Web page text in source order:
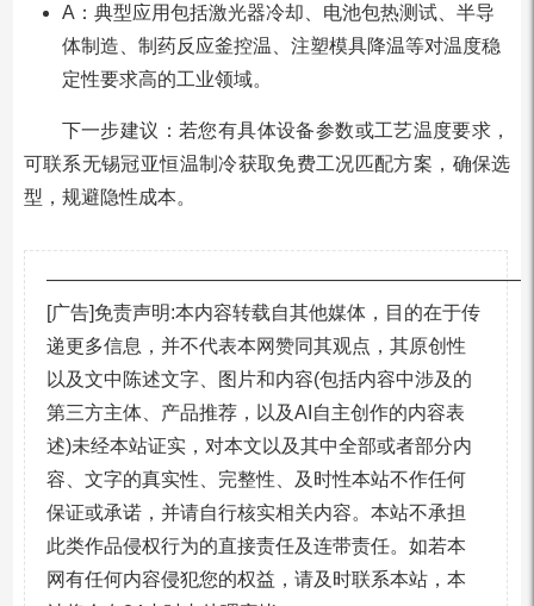
A：典型应用包括激光器冷却、电池包热测试、半导
体制造、制药反应釜控温、注塑模具降温等对温度稳
定性要求高的工业领域。
下一步建议：若您有具体设备参数或工艺温度要求，
可联系无锡冠亚恒温制冷获取免费工况匹配方案，确保选
型，规避隐性成本。
[广告]免责声明:本内容转载自其他媒体，目的在于传
递更多信息，并不代表本网赞同其观点，其原创性
以及文中陈述文字、图片和内容(包括内容中涉及的
第三方主体、产品推荐，以及AI自主创作的内容表
述)未经本站证实，对本文以及其中全部或者部分内
容、文字的真实性、完整性、及时性本站不作任何
保证或承诺，并请自行核实相关内容。本站不承担
此类作品侵权行为的直接责任及连带责任。如若本
网有任何内容侵犯您的权益，请及时联系本站，本